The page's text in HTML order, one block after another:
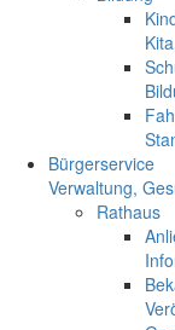
Bürgerservice
Verwaltung,
Rathaus